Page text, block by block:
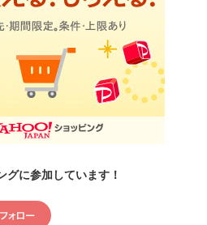
グに参加しています！